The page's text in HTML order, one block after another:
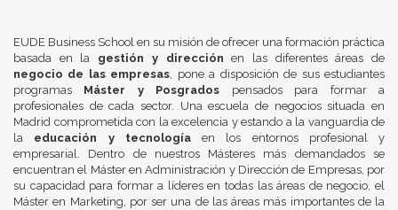
EUDE Business School en su misión de ofrecer una formación práctica
basada en la gestión y dirección en las diferentes áreas de
negocio de las empresas, pone a disposición de sus estudiantes
programas Máster y Posgrados pensados para formar a
profesionales de cada sector. Una escuela de negocios situada en
Madrid comprometida con la excelencia y estando a la vanguardia de
la educación y tecnologíaen los entornos profesional y
empresarial. Dentro de nuestros Másteres más demandados se
encuentran el Máster en Administración y Dirección de Empresas, por
su capacidad para formar a líderes en todas las áreas de negocio, el
Máster en Marketing, por ser una de las áreas más importantes de la